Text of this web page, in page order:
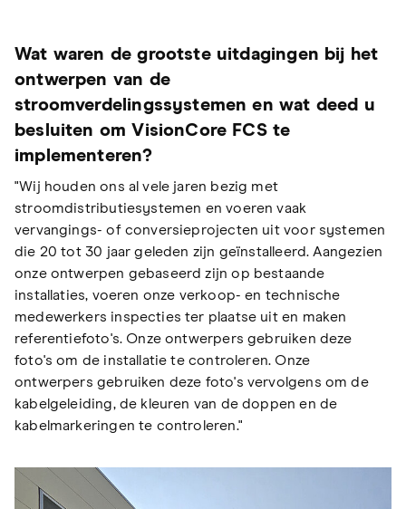
Wat waren de grootste uitdagingen bij het
ontwerpen van de
stroomverdelingssystemen en wat deed u
besluiten om VisionCore FCS te
implementeren?
"Wij houden ons al vele jaren bezig met
stroomdistributiesystemen en voeren vaak
vervangings- of conversieprojecten uit voor systemen
die 20 tot 30 jaar geleden zijn geïnstalleerd. Aangezien
onze ontwerpen gebaseerd zijn op bestaande
installaties, voeren onze verkoop- en technische
medewerkers inspecties ter plaatse uit en maken
referentiefoto's. Onze ontwerpers gebruiken deze
foto's om de installatie te controleren. Onze
ontwerpers gebruiken deze foto's vervolgens om de
kabelgeleiding, de kleuren van de doppen en de
kabelmarkeringen te controleren."